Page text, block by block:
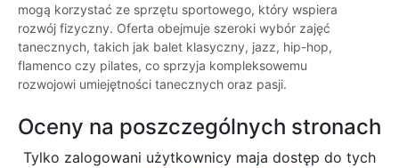
mogą korzystać ze sprzętu sportowego, który wspiera
rozwój fizyczny. Oferta obejmuje szeroki wybór zajęć
tanecznych, takich jak balet klasyczny, jazz, hip-hop,
flamenco czy pilates, co sprzyja kompleksowemu
rozwojowi umiejętności tanecznych oraz pasji.
Oceny na poszczególnych stronach
Tylko zalogowani użytkownicy maja dostęp do tych